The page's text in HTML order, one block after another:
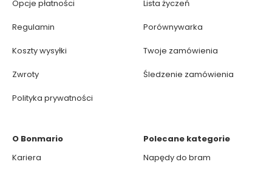
Opcje płatności
Regulamin
Koszty wysyłki
Zwroty
Polityka prywatności
Lista życzeń
Porównywarka
Twoje zamówienia
Śledzenie zamówienia
O Bonmario
Kariera
Polecane kategorie
Napędy do bram